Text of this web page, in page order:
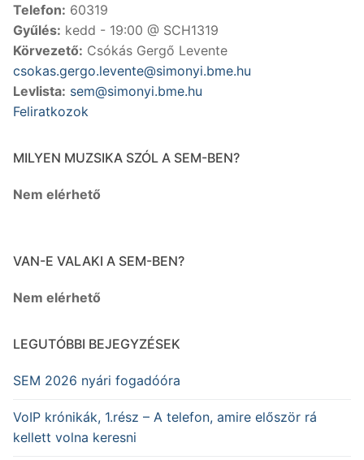
Telefon: 60319
Gyűlés: kedd - 19:00 @ SCH1319
Körvezető: Csókás Gergő Levente
csokas.gergo.levente@simonyi.bme.hu
Levlista: sem@simonyi.bme.hu
Feliratkozok
MILYEN MUZSIKA SZÓL A SEM-BEN?
Nem elérhető
VAN-E VALAKI A SEM-BEN?
Nem elérhető
LEGUTÓBBI BEJEGYZÉSEK
SEM 2026 nyári fogadóóra
VoIP krónikák, 1.rész – A telefon, amire először rá
kellett volna keresni